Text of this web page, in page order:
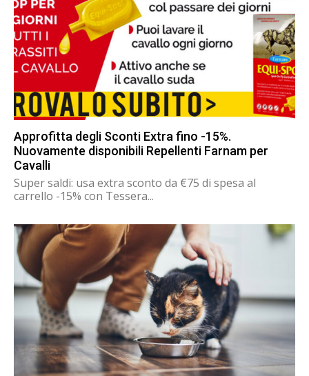
Approfitta degli Sconti Extra fino -15%.
Nuovamente disponibili Repellenti Farnam per
Cavalli
Super saldi: usa extra sconto da €75 di spesa al
carrello -15% con Tessera...